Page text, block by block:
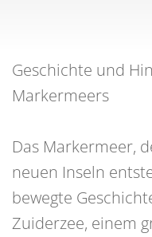
Geschichte und
Markermeers
Das Markermeer,
neuen Inseln
bewegte
Zuiderzee, einem